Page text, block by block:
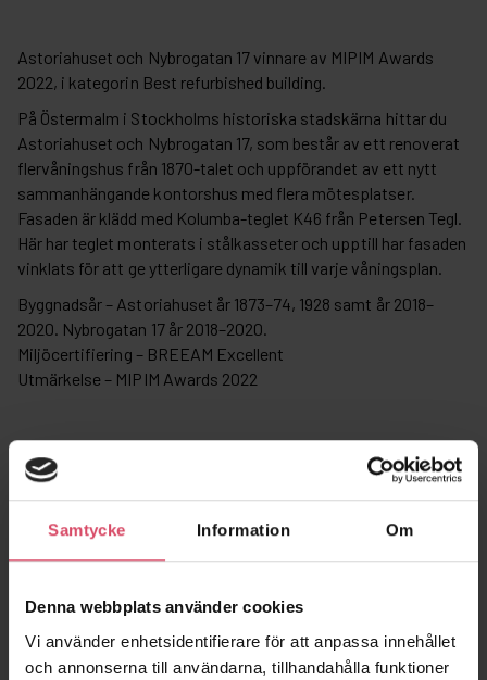
Samtycke Information Om
Denna webbplats använder cookies
Vi använder enhetsidentifierare för att anpassa innehållet
och annonserna till användarna, tillhandahålla funktioner
Astoriahuset och Nybrogatan 17 vinnare av MIPIM Awards
2022, i kategorin Best refurbished building.
På Östermalm i Stockholms historiska stadskärna hittar du
Astoriahuset och Nybrogatan 17, som består av ett renoverat
flervåningshus från 1870-talet och uppförandet av ett nytt
sammanhängande kontorshus med flera mötesplatser.
Fasaden är klädd med Kolumba-teglet K46 från Petersen Tegl.
Här har teglet monterats i stålkasseter och upptill har fasaden
vinklats för att ge ytterligare dynamik till varje våningsplan.
Byggnadsår – Astoriahuset år 1873–74, 1928 samt år 2018–
2020. Nybrogatan 17 år 2018–2020.
Miljöcertifiering – BREEAM Excellent
Utmärkelse – MIPIM Awards 2022
Använda produkter